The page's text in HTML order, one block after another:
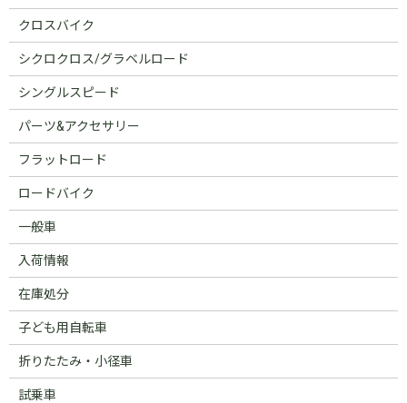
クロスバイク
シクロクロス/グラベルロード
シングルスピード
パーツ&アクセサリー
フラットロード
ロードバイク
一般車
入荷情報
在庫処分
子ども用自転車
折りたたみ・小径車
試乗車